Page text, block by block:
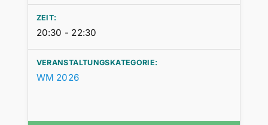
ZEIT:
20:30 - 22:30
VERANSTALTUNGSKATEGORIE:
WM 2026